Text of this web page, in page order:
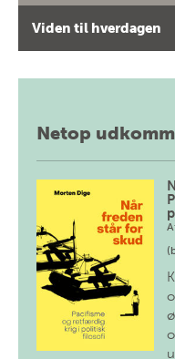
Viden til hverdagen
Netop